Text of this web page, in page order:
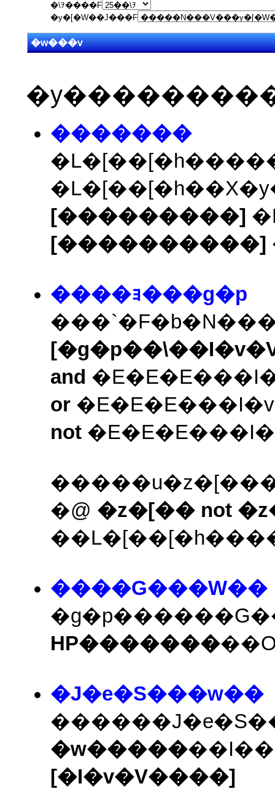
�\ｦ����F
�y�[�W��J���F
�w���v
�������
[���������]
[����������]
����ｮ���g�p
and
or
not
�@ �z�[�� not
����G���W��
HP�������
�J�e�S���w��
�w�����
[�I�v�V����]